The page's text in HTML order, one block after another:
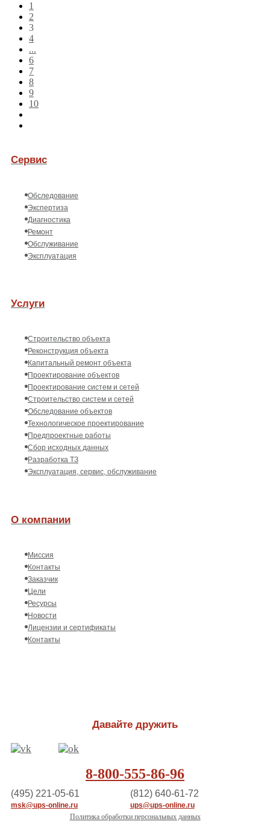
1
2
3
4
...
6
7
8
9
10
Сервис
Обследование
Экспертиза
Диагностика
Ремонт
Обслуживание
Эксплуатация
Услуги
Строительство объекта
Реконструкция объекта
Капитальный ремонт объекта
Проектирование объектов
Проектирование систем и сетей
Строительство систем и сетей
Обследование объектов
Технологическое проектирование
Предпроектные работы
Сбор исходных данных
Разработка ТЗ
Эксплуатация, сервис, обслуживание
О компании
Миссия
Контакты
Заказчик
Цели
Ресурсы
Новости
Лицензии и сертификаты
Контакты
Давайте дружить
8-800-555-86-96
(495) 221-05-61
msk@ups-online.ru
(812) 640-61-72
ups@ups-online.ru
Политика обработки персональных данных